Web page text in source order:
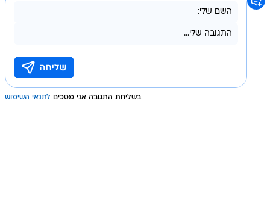
בשליחת התגובה אני מסכים לתנאי השימוש